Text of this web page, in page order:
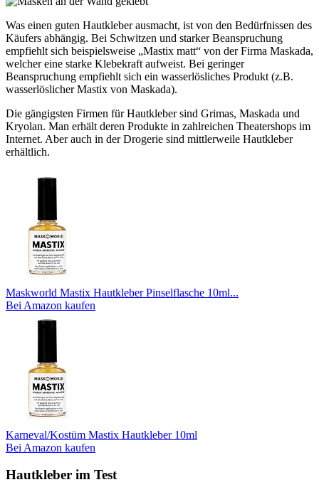
Was einen guten Hautkleber ausmacht, ist von den Bedürfnissen des
Käufers abhängig. Bei Schwitzen und starker Beanspruchung
empfiehlt sich beispielsweise „Mastix matt“ von der Firma Maskada,
welcher eine starke Klebekraft aufweist. Bei geringer
Beanspruchung empfiehlt sich ein wasserlösliches Produkt (z.B.
wasserlöslicher Mastix von Maskada).
Die gängigsten Firmen für Hautkleber sind Grimas, Maskada und
Kryolan. Man erhält deren Produkte in zahlreichen Theatershops im
Internet. Aber auch in der Drogerie sind mittlerweile Hautkleber
erhältlich.
Maskworld Mastix Hautkleber Pinselflasche 10ml...
Bei Amazon kaufen
Karneval/Kostüm Mastix Hautkleber 10ml
Bei Amazon kaufen
Hautkleber im Test